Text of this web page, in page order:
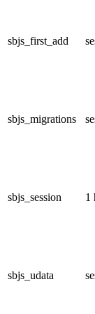
sbjs_first_add
sbjs_migrations
sbjs_session 1
sbjs_udata